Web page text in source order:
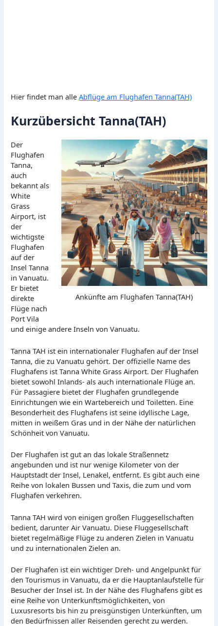
Hier findet man alleAbflüge am Flughafen Tanna(TAH)
Kurzübersicht Tanna(TAH)
Ankünfte am Flughafen Tanna(TAH)
Der
Flughafen
Tanna,
auch
bekannt als
White
Grass
Airport, ist
der
wichtigste
Flughafen
auf der
Insel Tanna
in Vanuatu.
Er bietet
direkte
Flüge nach
Port Vila
und einige andere Inseln von Vanuatu.
Tanna TAH ist ein internationaler Flughafen auf der Insel
Tanna, die zu Vanuatu gehört. Der offizielle Name des
Flughafens ist Tanna White Grass Airport. Der Flughafen
bietet sowohl Inlands- als auch internationale Flüge an.
Für Passagiere bietet der Flughafen grundlegende
Einrichtungen wie ein Wartebereich und Toiletten. Eine
Besonderheit des Flughafens ist seine idyllische Lage,
mitten in weißem Gras und in der Nähe der natürlichen
Schönheit von Vanuatu.
Der Flughafen ist gut an das lokale Straßennetz
angebunden und ist nur wenige Kilometer von der
Hauptstadt der Insel, Lenakel, entfernt. Es gibt auch eine
Reihe von lokalen Bussen und Taxis, die zum und vom
Flughafen verkehren.
Tanna TAH wird von einigen großen Fluggesellschaften
bedient, darunter Air Vanuatu. Diese Fluggesellschaft
bietet regelmäßige Flüge zu anderen Zielen in Vanuatu
und zu internationalen Zielen an.
Der Flughafen ist ein wichtiger Dreh- und Angelpunkt für
den Tourismus in Vanuatu, da er die Hauptanlaufstelle für
Besucher der Insel ist. In der Nähe des Flughafens gibt es
eine Reihe von Unterkunftsmöglichkeiten, von
Luxusresorts bis hin zu preisgünstigen Unterkünften, um
den Bedürfnissen aller Reisenden gerecht zu werden.